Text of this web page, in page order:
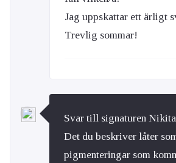
Jag uppskattar ett ärligt
Trevlig sommar!
Svar till signaturen
Det du beskriver låter
pigmenteringar som